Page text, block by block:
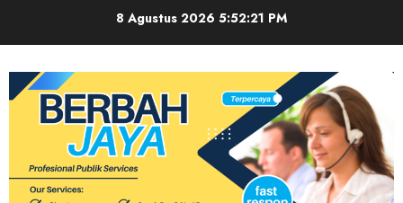
8 Agustus 2026 5:52:21 PM